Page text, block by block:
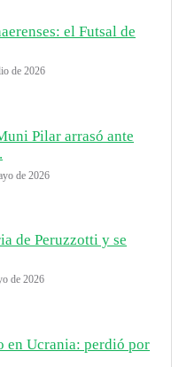
el Futsal de
de 2026
Pilar arrasó ante
de 2026
de Peruzzotti y se
de 2026
en Ucrania: perdió por